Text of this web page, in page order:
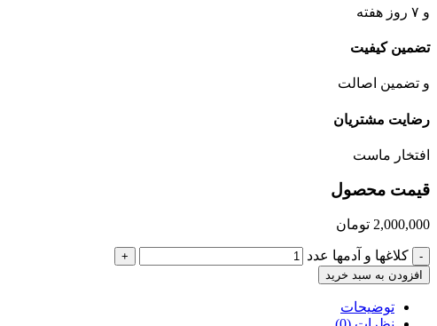
و ۷ روز هفته
تضمین کیفیت
و تضمین اصالت
رضایت مشتریان
افتخار ماست
قیمت محصول
2,000,000 تومان
- كلاغها و آدمها عدد
+
افزودن به سبد خرید
توضیحات